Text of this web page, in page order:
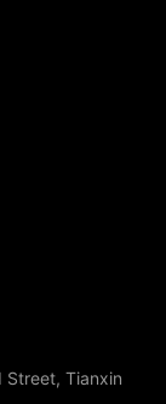
Street, Tianxin